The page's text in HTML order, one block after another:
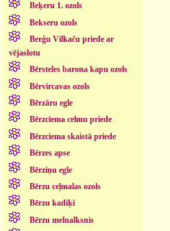
Beķeru 1. ozols
Bekseru ozols
Berģu Vilkaču priede ar
vējaslotu
Bērsteles barona kapu ozols
Bērvircavas ozols
Bērzāru egle
Bērzciema celmu priede
Bērzciema skaistā priede
Bērzes apse
Bērziņu egle
Bērzu ceļmalas ozols
Bērzu kadiķi
Bērzu melnalksnis